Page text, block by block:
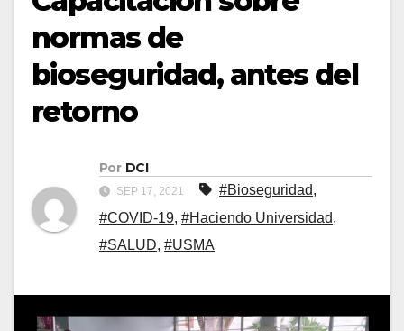
normas de
bioseguridad, antes del
retorno
Por DCI
SEP 17, 2021 #Bioseguridad,
#COVID-19, #Haciendo Universidad,
#SALUD, #USMA